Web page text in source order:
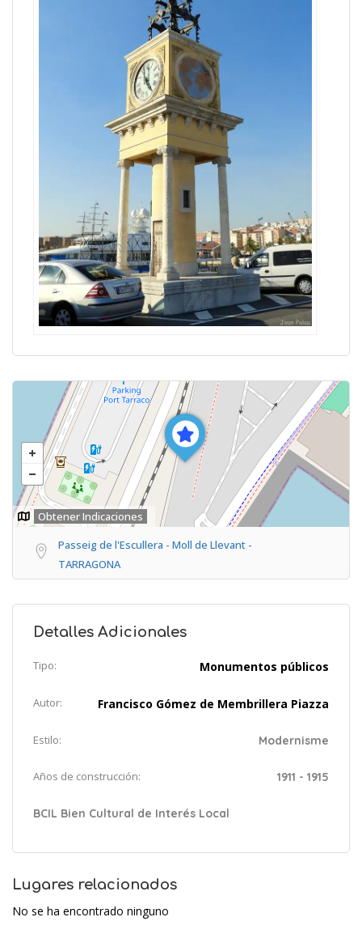
Obtener Indicaciones
Passeig de l'Escullera - Moll de Llevant -
TARRAGONA
Detalles Adicionales
Tipo: Monumentos públicos
Autor: Francisco Gómez de Membrillera Piazza
Estilo: Modernisme
Años de construcción: 1911 - 1915
BCIL Bien Cultural de Interés Local
Lugares relacionados
No se ha encontrado ninguno